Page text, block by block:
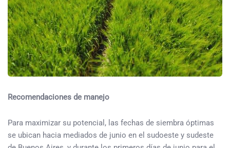
Recomendaciones de manejo
Para maximizar su potencial, las fechas de siembra óptimas
se ubican hacia mediados de junio en el sudoeste y sudeste